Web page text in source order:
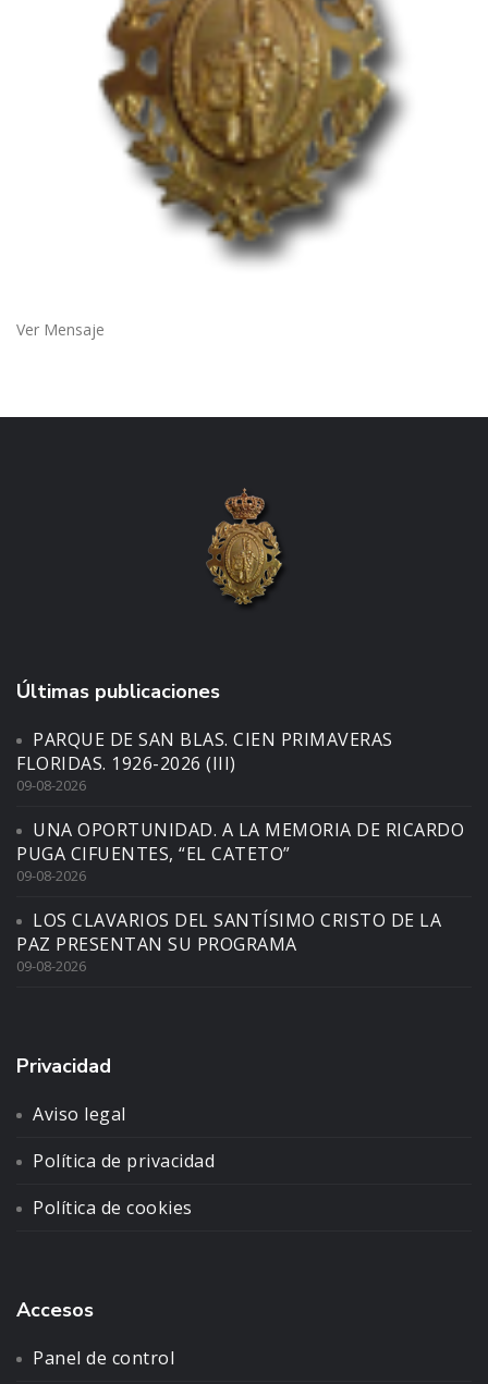
Ver Mensaje
Últimas publicaciones
PARQUE DE SAN BLAS. CIEN PRIMAVERAS
FLORIDAS. 1926-2026 (III)
09-08-2026
UNA OPORTUNIDAD. A LA MEMORIA DE RICARDO
PUGA CIFUENTES, “EL CATETO”
09-08-2026
LOS CLAVARIOS DEL SANTÍSIMO CRISTO DE LA
PAZ PRESENTAN SU PROGRAMA
09-08-2026
Privacidad
Aviso legal
Política de privacidad
Política de cookies
Accesos
Panel de control